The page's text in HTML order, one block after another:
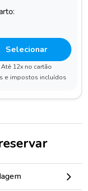
Selecionar
Até 12x no cartão
e impostos incluídos